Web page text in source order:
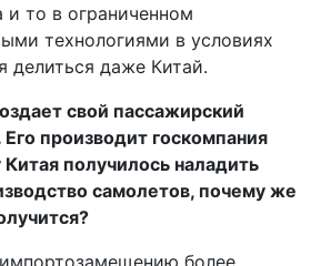
и то в ограниченном
технологиями в условиях
делиться даже Китай.
свой пассажирский
производит госкомпания
Китая получилось наладить
самолетов, почему же
более